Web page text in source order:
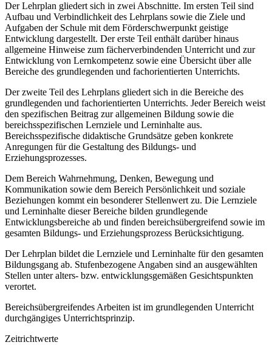
Der Lehrplan gliedert sich in zwei Abschnitte. Im ersten Teil sind
Aufbau und Verbindlichkeit des Lehrplans sowie die Ziele und
Aufgaben der Schule mit dem Förderschwerpunkt geistige
Entwicklung dargestellt. Der erste Teil enthält darüber hinaus
allgemeine Hinweise zum fächerverbindenden Unterricht und zur
Entwicklung von Lernkompetenz sowie eine Übersicht über alle
Bereiche des grundlegenden und fachorientierten Unterrichts.
Der zweite Teil des Lehrplans gliedert sich in die Bereiche des
grundlegenden und fachorientierten Unterrichts. Jeder Bereich weist
den spezifischen Beitrag zur allgemeinen Bildung sowie die
bereichsspezifischen Lernziele und Lerninhalte aus.
Bereichsspezifische didaktische Grundsätze geben konkrete
Anregungen für die Gestaltung des Bildungs- und
Erziehungsprozesses.
Dem Bereich Wahrnehmung, Denken, Bewegung und
Kommunikation sowie dem Bereich Persönlichkeit und soziale
Beziehungen kommt ein besonderer Stellenwert zu. Die Lernziele
und Lerninhalte dieser Bereiche bilden grundlegende
Entwicklungsbereiche ab und finden bereichsübergreifend sowie im
gesamten Bildungs- und Erziehungsprozess Berücksichtigung.
Der Lehrplan bildet die Lernziele und Lerninhalte für den gesamten
Bildungsgang ab. Stufenbezogene Angaben sind an ausgewählten
Stellen unter alters- bzw. entwicklungsgemäßen Gesichtspunkten
verortet.
Bereichsübergreifendes Arbeiten ist im grundlegenden Unterricht
durchgängiges Unterrichtsprinzip.
Zeitrichtwerte